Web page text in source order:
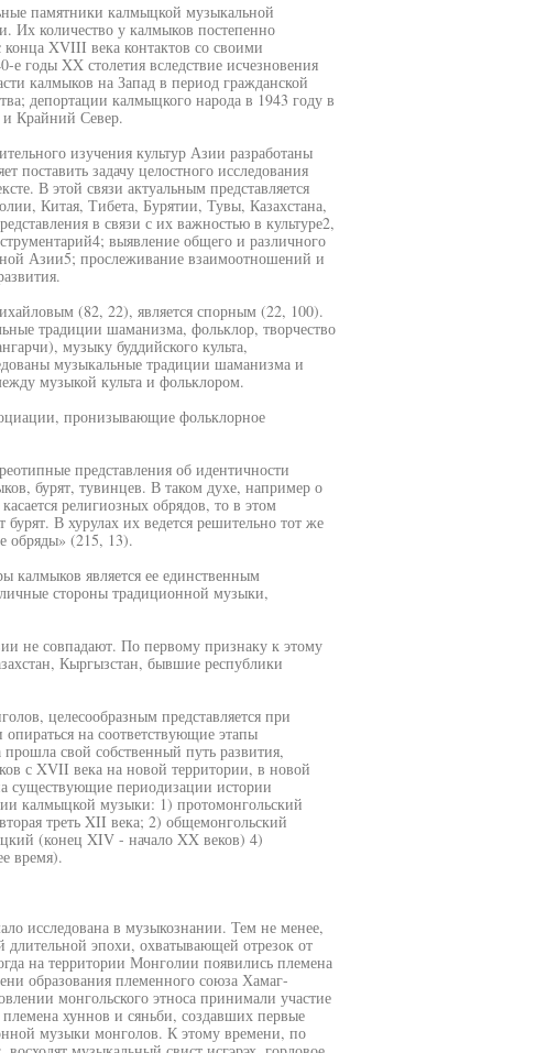
памятники калмыцкой музыкальной
Их количество у калмыков постепенно
XVIII века контактов со своими
годы XX столетия вследствие исчезновения
калмыков на Запад в период гражданской
депортации калмыцкого народа в 1943 году в
Крайний Север.
изучения культур Азии разработаны
поставить задачу целостного исследования
В этой связи актуальным представляется
Китая, Тибета, Бурятии, Тувы, Казахстана,
в связи с их важностью в культуре2,
выявление общего и различного
Азии5; прослеживание взаимоотношений и
(82, 22), является спорным (22, 100).
традиции шаманизма, фольклор, творчество
музыку буддийского культа,
музыкальные традиции шаманизма и
музыкой культа и фольклором.
пронизывающие фольклорное
представления об идентичности
бурят, тувинцев. В таком духе, например о
религиозных обрядов, то в этом
В хурулах их ведется решительно тот же
обряды» (215, 13).
калмыков является ее единственным
стороны традиционной музыки,
не совпадают. По первому признаку к этому
Кыргызстан, бывшие республики
целесообразным представляется при
на соответствующие этапы
свой собственный путь развития,
с XVII века на новой территории, в новой
существующие периодизации истории
калмыцкой музыки: 1) протомонгольский
треть XII века; 2) общемонгольский
(конец XIV - начало XX веков) 4)
время).
исследована в музыкознании. Тем не менее,
длительной эпохи, охватывающей отрезок от
на территории Монголии появились племена
образования племенного союза Хамаг-
монгольского этноса принимали участие
хуннов и сяньби, создавших первые
музыки монголов. К этому времени, по